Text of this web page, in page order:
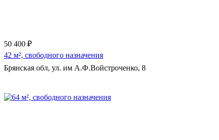
50 400 ₽
42 м², свободного назначения
Брянская обл, ул. им А.Ф.Войстроченко, 8